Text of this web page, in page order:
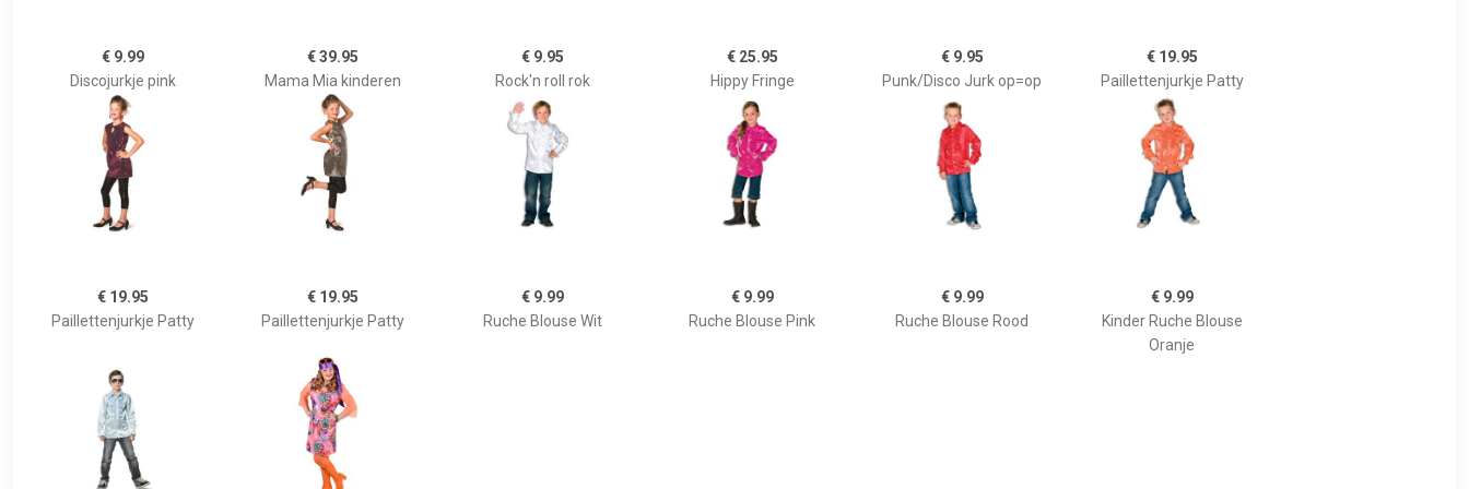
€ 9.99
Discojurkje pink
€ 39.95
Mama Mia kinderen
€ 9.95
Rock'n roll rok
€ 25.95
Hippy Fringe
€ 9.95
Punk/Disco Jurk op=op
€ 19.95
Paillettenjurkje Patty
€ 19.95
Paillettenjurkje Patty
€ 19.95
Paillettenjurkje Patty
€ 9.99
Ruche Blouse Wit
€ 9.99
Ruche Blouse Pink
€ 9.99
Ruche Blouse Rood
€ 9.99
Kinder Ruche Blouse
Oranje